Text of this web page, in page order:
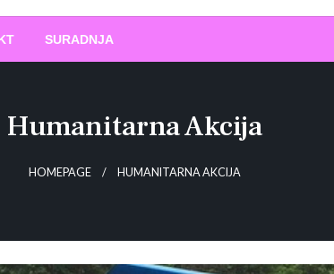
SURADNJA
Humanitarna Akcija
HOMEPAGE HUMANITARNA AKCIJA